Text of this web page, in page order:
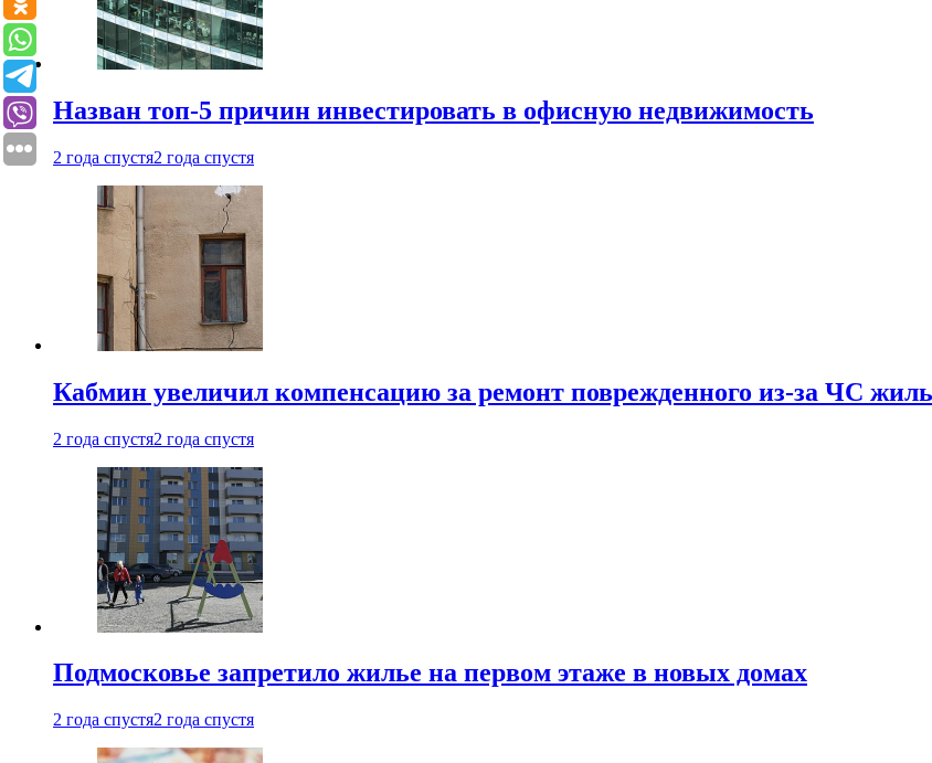
Назван топ-5 причин инвестировать в офисную недвижимость
2 года спустя2 года спустя
Кабмин увеличил компенсацию за ремонт поврежденного из-за ЧС
2 года спустя2 года спустя
Подмосковье запретило жилье на первом этаже в новых домах
2 года спустя2 года спустя